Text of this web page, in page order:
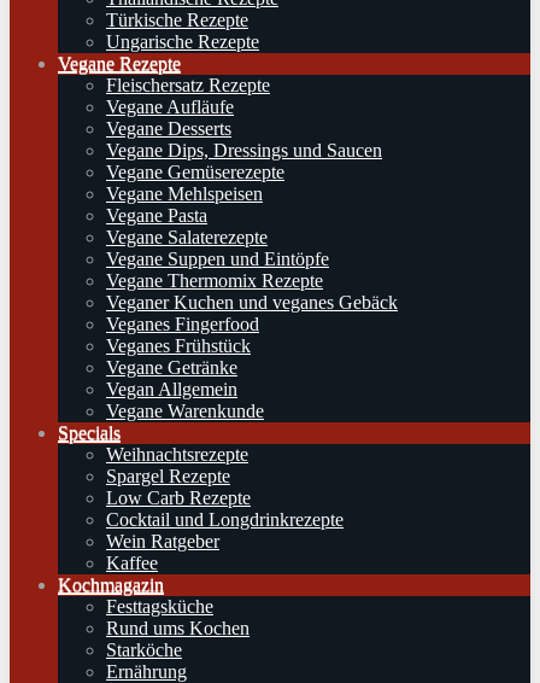
Türkische Rezepte
Ungarische Rezepte
Vegane Rezepte
Fleischersatz Rezepte
Vegane Aufläufe
Vegane Desserts
Vegane Dips, Dressings und Saucen
Vegane Gemüserezepte
Vegane Mehlspeisen
Vegane Pasta
Vegane Salaterezepte
Vegane Suppen und Eintöpfe
Vegane Thermomix Rezepte
Veganer Kuchen und veganes Gebäck
Veganes Fingerfood
Veganes Frühstück
Vegane Getränke
Vegan Allgemein
Vegane Warenkunde
Specials
Weihnachtsrezepte
Spargel Rezepte
Low Carb Rezepte
Cocktail und Longdrinkrezepte
Wein Ratgeber
Kaffee
Kochmagazin
Festtagsküche
Rund ums Kochen
Starköche
Ernährung